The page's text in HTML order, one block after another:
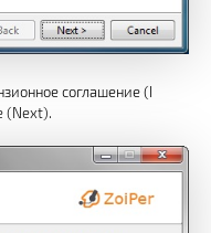
соглашение (I
(Next).